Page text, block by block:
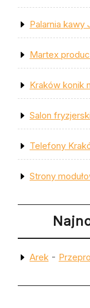
Palarnia kawy
Martex
Kraków konik
Salon
Telefony
Strony
Arek -